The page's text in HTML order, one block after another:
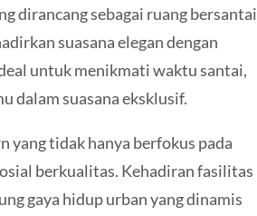
dirancang sebagai ruang bersantai
suasana elegan dengan
untuk menikmati waktu santai,
dalam suasana eksklusif.
yang tidak hanya berfokus pada
berkualitas. Kehadiran fasilitas
gaya hidup urban yang dinamis